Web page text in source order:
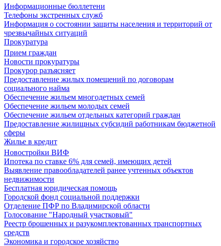
Информационные бюллетени
Телефоны экстренных служб
Информация о состоянии защиты населения и территорий от
чрезвычайных ситуаций
Прокуратура
Прием граждан
Новости прокуратуры
Прокурор разъясняет
Предоставление жилых помещений по договорам
социального найма
Обеспечение жильем многодетных семей
Обеспечение жильем молодых семей
Обеспечение жильем отдельных категорий граждан
Предоставление жилищных субсидий работникам бюджетной
сферы
Жилье в кредит
Новостройки ВИФ
Ипотека по ставке 6% для семей, имеющих детей
Выявление правообладателей ранее учтенных объектов
недвижимости
Бесплатная юридическая помощь
Городской фонд социальной поддержки
Отделение ПФР по Владимирской области
Голосование "Народный участковый"
Реестр брошенных и разукомплектованных транспортных
средств
Экономика и городское хозяйство